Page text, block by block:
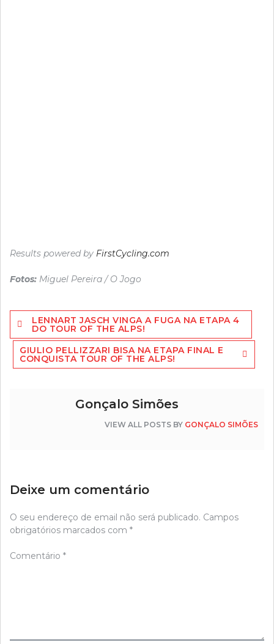
Results powered by FirstCycling.com
Fotos: Miguel Pereira / O Jogo
Navegação
de
artigos
LENNART JASCH VINGA A FUGA NA ETAPA 4
DO TOUR OF THE ALPS!
GIULIO PELLIZZARI BISA NA ETAPA FINAL E
CONQUISTA TOUR OF THE ALPS!
Gonçalo Simões
VIEW ALL POSTS BY GONÇALO SIMÕES
Deixe um comentário
O seu endereço de email não será publicado. Campos
obrigatórios marcados com *
Comentário *